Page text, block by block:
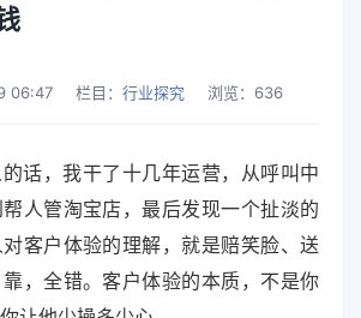
06:47 栏目： 行业探究 浏览： 636
话，我干了十几年运营，从呼叫中
人管淘宝店，最后发现一个扯淡的
客户体验的理解，就是赔笑脸、送
，全错。客户体验的本质，不是你